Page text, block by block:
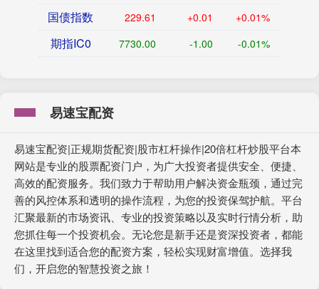
国债指数 229.61 +0.01 +0.01%
期指IC0 7730.00 -1.00 -0.01%
易速宝配资
易速宝配资|正规期货配资|股市杠杆操作|20倍杠杆炒股平台本
网站是专业的股票配资门户，为广大投资者提供安全、便捷、
高效的配资服务。我们致力于帮助用户解决资金瓶颈，通过完
善的风控体系和透明的操作流程，为您的投资保驾护航。平台
汇聚最新的市场资讯、专业的投资策略以及实时行情分析，助
您抓住每一个投资机会。无论您是新手还是资深投资者，都能
在这里找到适合您的配资方案，轻松实现财富增值。选择我
们，开启您的智慧投资之旅！